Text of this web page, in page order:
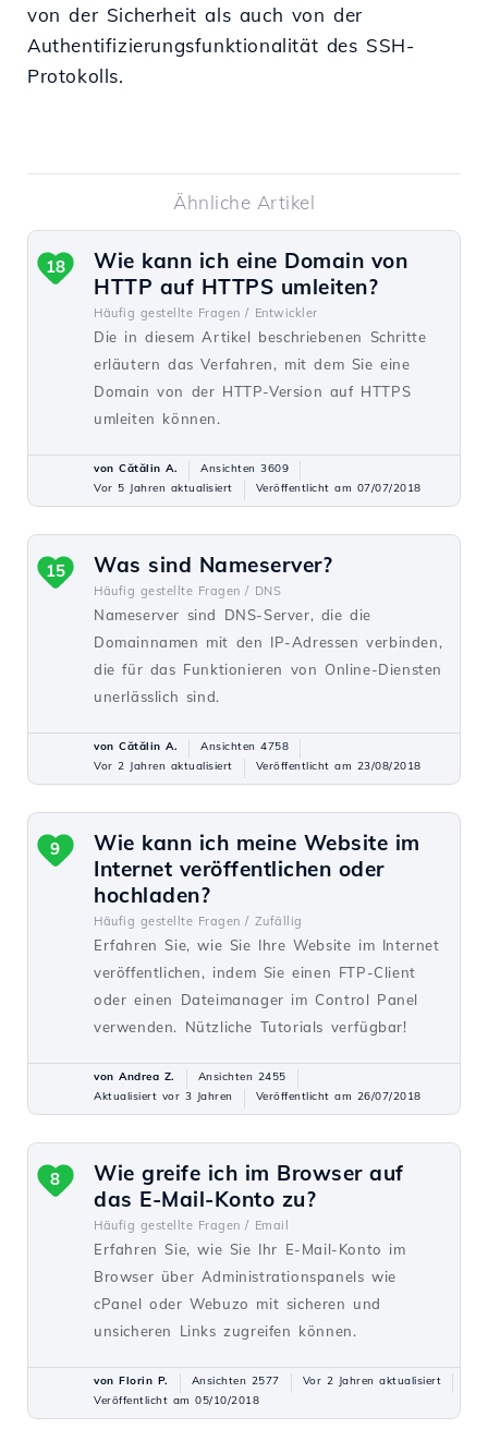
von der Sicherheit als auch von der
Authentifizierungsfunktionalität des SSH-
Protokolls.
Ähnliche Artikel
Wie kann ich eine Domain von
HTTP auf HTTPS umleiten?
Häufig gestellte Fragen / Entwickler
Die in diesem Artikel beschriebenen Schritte
erläutern das Verfahren, mit dem Sie eine
Domain von der HTTP-Version auf HTTPS
umleiten können.
18
von Cătălin A.
Ansichten 3609
Vor 5 Jahren aktualisiert
Veröffentlicht am 07/07/2018
Was sind Nameserver?
Häufig gestellte Fragen / DNS
Nameserver sind DNS-Server, die die
Domainnamen mit den IP-Adressen verbinden,
die für das Funktionieren von Online-Diensten
unerlässlich sind.
15
von Cătălin A.
Ansichten 4758
Vor 2 Jahren aktualisiert
Veröffentlicht am 23/08/2018
Wie kann ich meine Website im
Internet veröffentlichen oder
hochladen?
Häufig gestellte Fragen / Zufällig
Erfahren Sie, wie Sie Ihre Website im Internet
veröffentlichen, indem Sie einen FTP-Client
oder einen Dateimanager im Control Panel
verwenden. Nützliche Tutorials verfügbar!
9
von Andrea Z.
Ansichten 2455
Aktualisiert vor 3 Jahren
Veröffentlicht am 26/07/2018
Wie greife ich im Browser auf
das E-Mail-Konto zu?
Häufig gestellte Fragen / Email
Erfahren Sie, wie Sie Ihr E-Mail-Konto im
Browser über Administrationspanels wie
cPanel oder Webuzo mit sicheren und
unsicheren Links zugreifen können.
8
von Florin P. Ansichten 2577
Vor 2 Jahren aktualisiert
Veröffentlicht am 05/10/2018